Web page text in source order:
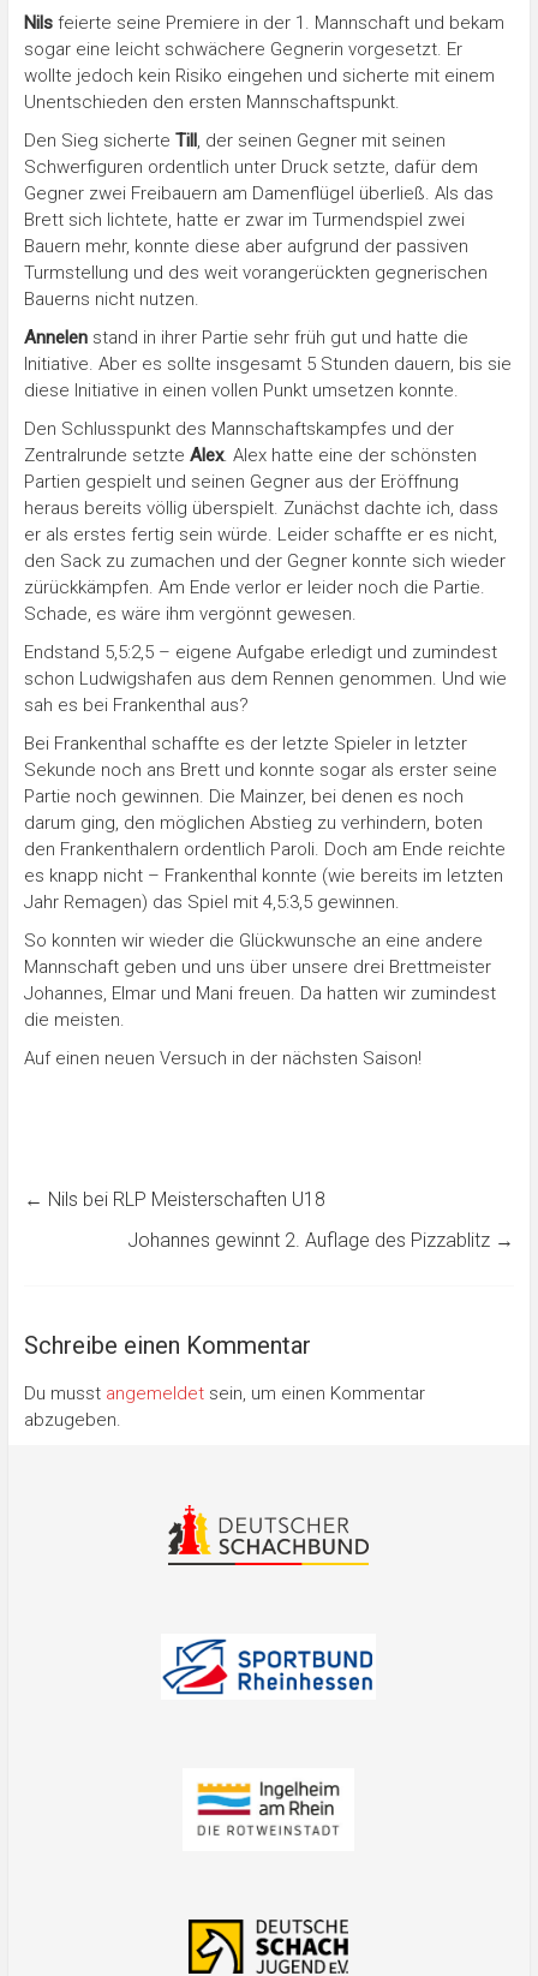
Nilsfeierte seine Premiere in der 1. Mannschaft und bekam
sogar eine leicht schwächere Gegnerin vorgesetzt. Er
wollte jedoch kein Risiko eingehen und sicherte mit einem
Unentschieden den ersten Mannschaftspunkt.
Den Sieg sicherte Till, der seinen Gegner mit seinen
Schwerfiguren ordentlich unter Druck setzte, dafür dem
Gegner zwei Freibauern am Damenflügel überließ. Als das
Brett sich lichtete, hatte er zwar im Turmendspiel zwei
Bauern mehr, konnte diese aber aufgrund der passiven
Turmstellung und des weit vorangerückten gegnerischen
Bauerns nicht nutzen.
Annelenstand in ihrer Partie sehr früh gut und hatte die
Initiative. Aber es sollte insgesamt 5 Stunden dauern, bis sie
diese Initiative in einen vollen Punkt umsetzen konnte.
Den Schlusspunkt des Mannschaftskampfes und der
Zentralrunde setzte Alex. Alex hatte eine der schönsten
Partien gespielt und seinen Gegner aus der Eröffnung
heraus bereits völlig überspielt. Zunächst dachte ich, dass
er als erstes fertig sein würde. Leider schaffte er es nicht,
den Sack zu zumachen und der Gegner konnte sich wieder
zürückkämpfen. Am Ende verlor er leider noch die Partie.
Schade, es wäre ihm vergönnt gewesen.
Endstand 5,5:2,5 – eigene Aufgabe erledigt und zumindest
schon Ludwigshafen aus dem Rennen genommen. Und wie
sah es bei Frankenthal aus?
Bei Frankenthal schaffte es der letzte Spieler in letzter
Sekunde noch ans Brett und konnte sogar als erster seine
Partie noch gewinnen. Die Mainzer, bei denen es noch
darum ging, den möglichen Abstieg zu verhindern, boten
den Frankenthalern ordentlich Paroli. Doch am Ende reichte
es knapp nicht – Frankenthal konnte (wie bereits im letzten
Jahr Remagen) das Spiel mit 4,5:3,5 gewinnen.
So konnten wir wieder die Glückwunsche an eine andere
Mannschaft geben und uns über unsere drei Brettmeister
Johannes, Elmar und Mani freuen. Da hatten wir zumindest
die meisten.
Auf einen neuen Versuch in der nächsten Saison!
← Nils bei RLP Meisterschaften U18
Johannes gewinnt 2. Auflage des Pizzablitz →
Schreibe einen Kommentar
Du musst angemeldetsein, um einen Kommentar
abzugeben.